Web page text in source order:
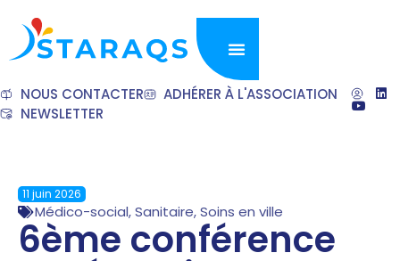
NOUS CONTACTER
ADHÉRER À L'ASSOCIATION
NEWSLETTER
11 juin 2026
Médico-social,Sanitaire,Soins en ville
6ème conférence